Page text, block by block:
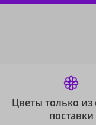
Цветы только из
поставки